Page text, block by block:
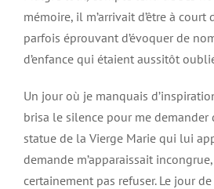
mémoire, il m’arrivait d’être à
parfois éprouvant d’évoquer de
d’enfance qui étaient aussitôt
Un jour où je manquais
brisa le silence pour me
statue de la Vierge Marie qui lui
demande m’apparaissait
certainement pas refuser. Le jour